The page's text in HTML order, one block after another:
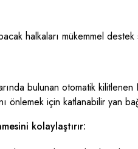
halkaları mükemmel
bulunan otomatik
önlemek için katlanabilir yan
kolaylaştırır: